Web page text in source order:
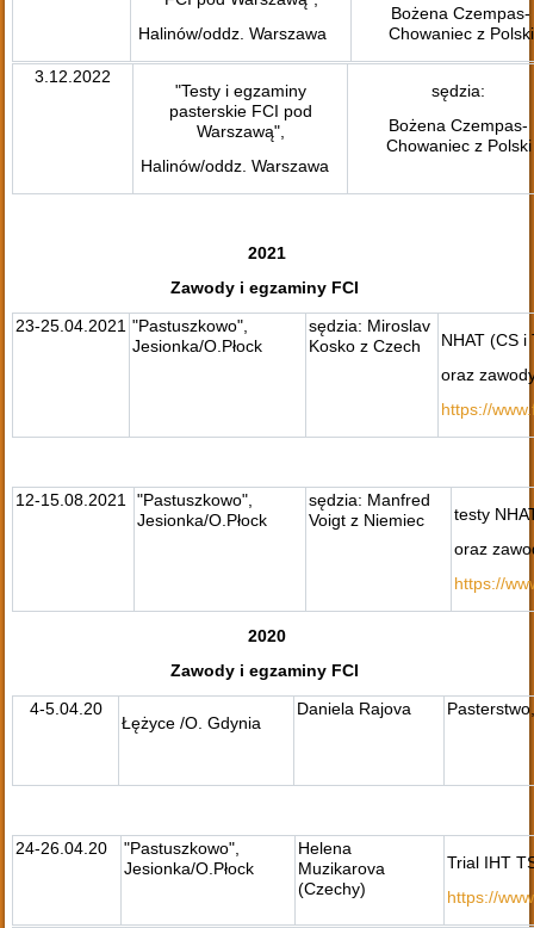
Halinów/oddz. Warszawa
Bożena Czempas-
Chowaniec z Polski
3.12.2022
"Testy i egzaminy
pasterskie FCI pod
Warszawą",
Halinów/oddz. Warszawa
sędzia:
Bożena Czempas-
Chowaniec z Polski
2021
Zawody i egzaminy FCI
23-25.04.2021 "Pastuszkowo",
Jesionka/O.Płock
sędzia: Miroslav
Kosko z Czech
NHAT (CS
oraz
https://
12-15.08.2021
"Pastuszkowo",
Jesionka/O.Płock
sędzia: Manfred
Voigt z Niemiec
testy
oraz
https://
2020
Zawody i egzaminy FCI
4-5.04.20
Łężyce /O. Gdynia
Daniela Rajova
24-26.04.20
"Pastuszkowo",
Jesionka/O.Płock
Helena
Muzikarova
(Czechy)
Trial IHT
https://